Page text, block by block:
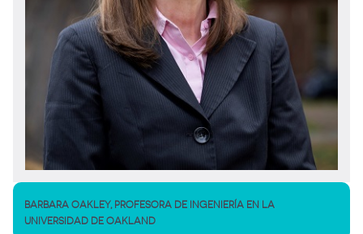
BARBARA OAKLEY, PROFESORA DE INGENIERÍA EN LA
UNIVERSIDAD DE OAKLAND